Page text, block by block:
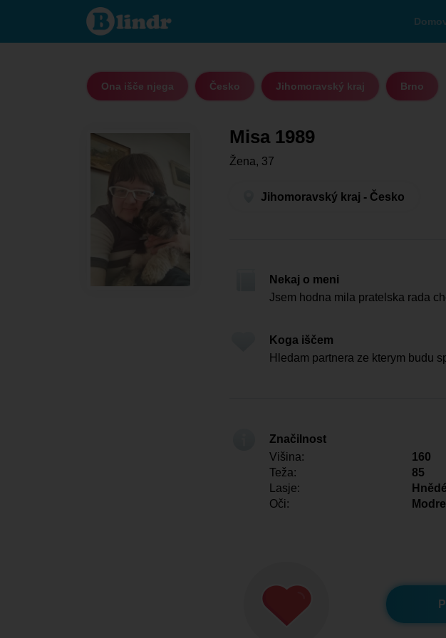
Misa 1989 -
Ona išče
njega
Ona išče njega Česko Jihomoravský kraj Brno
Misa 1989
Žena, 37
Jihomoravský kraj - Česko
Nekaj o meni
Jsem hodna mila pratelska rada
Koga iščem
Hledam partnera ze kterym budu
Značilnost
Višina:
160
Teža:
85
Lasje:
Hnědé
Oči:
Modre